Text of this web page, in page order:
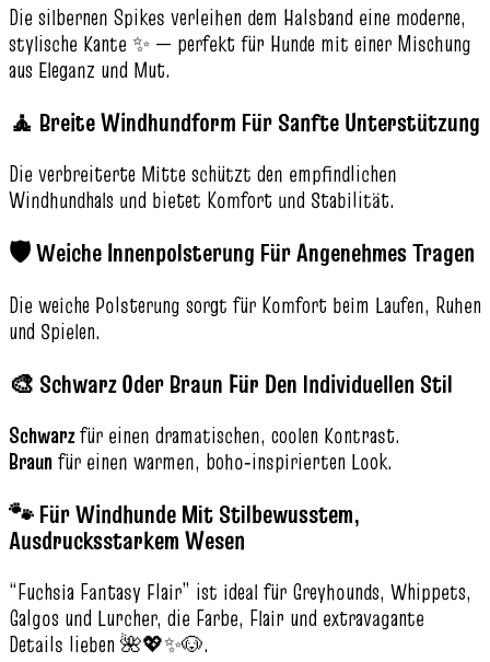
Die silbernen Spikes verleihen dem Halsband eine moderne,
stylische Kante ✨ — perfekt für Hunde mit einer Mischung
aus Eleganz und Mut.
🧘 Breite Windhundform Für Sanfte Unterstützung
Die verbreiterte Mitte schützt den empfindlichen
Windhundhals und bietet Komfort und Stabilität.
🛡️ Weiche Innenpolsterung Für Angenehmes Tragen
Die weiche Polsterung sorgt für Komfort beim Laufen, Ruhen
und Spielen.
🎨 Schwarz Oder Braun Für Den Individuellen Stil
Schwarzfür einen dramatischen, coolen Kontrast.
Braunfür einen warmen, boho‑inspirierten Look.
🐾 Für Windhunde Mit Stilbewusstem,
Ausdrucksstarkem Wesen
“Fuchsia Fantasy Flair” ist ideal für Greyhounds, Whippets,
Galgos und Lurcher, die Farbe, Flair und extravagante
Details lieben 🌺💖✨🐶.